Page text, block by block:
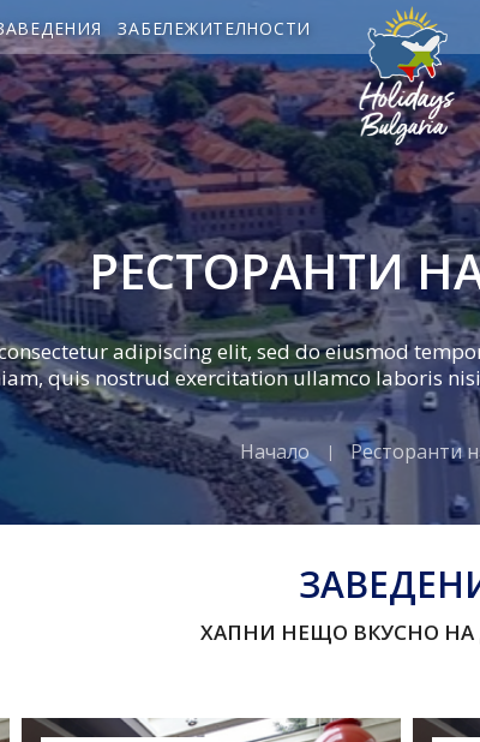
ЗАБЕЛЕЖИТЕЛНОСТИ
РЕСТОРАНТИ
adipiscing elit, sed do eiusmod
quis nostrud exercitation ullamco laboris
Начало Ресторанти
ХАПНИ НЕЩО ВКУСНО НА